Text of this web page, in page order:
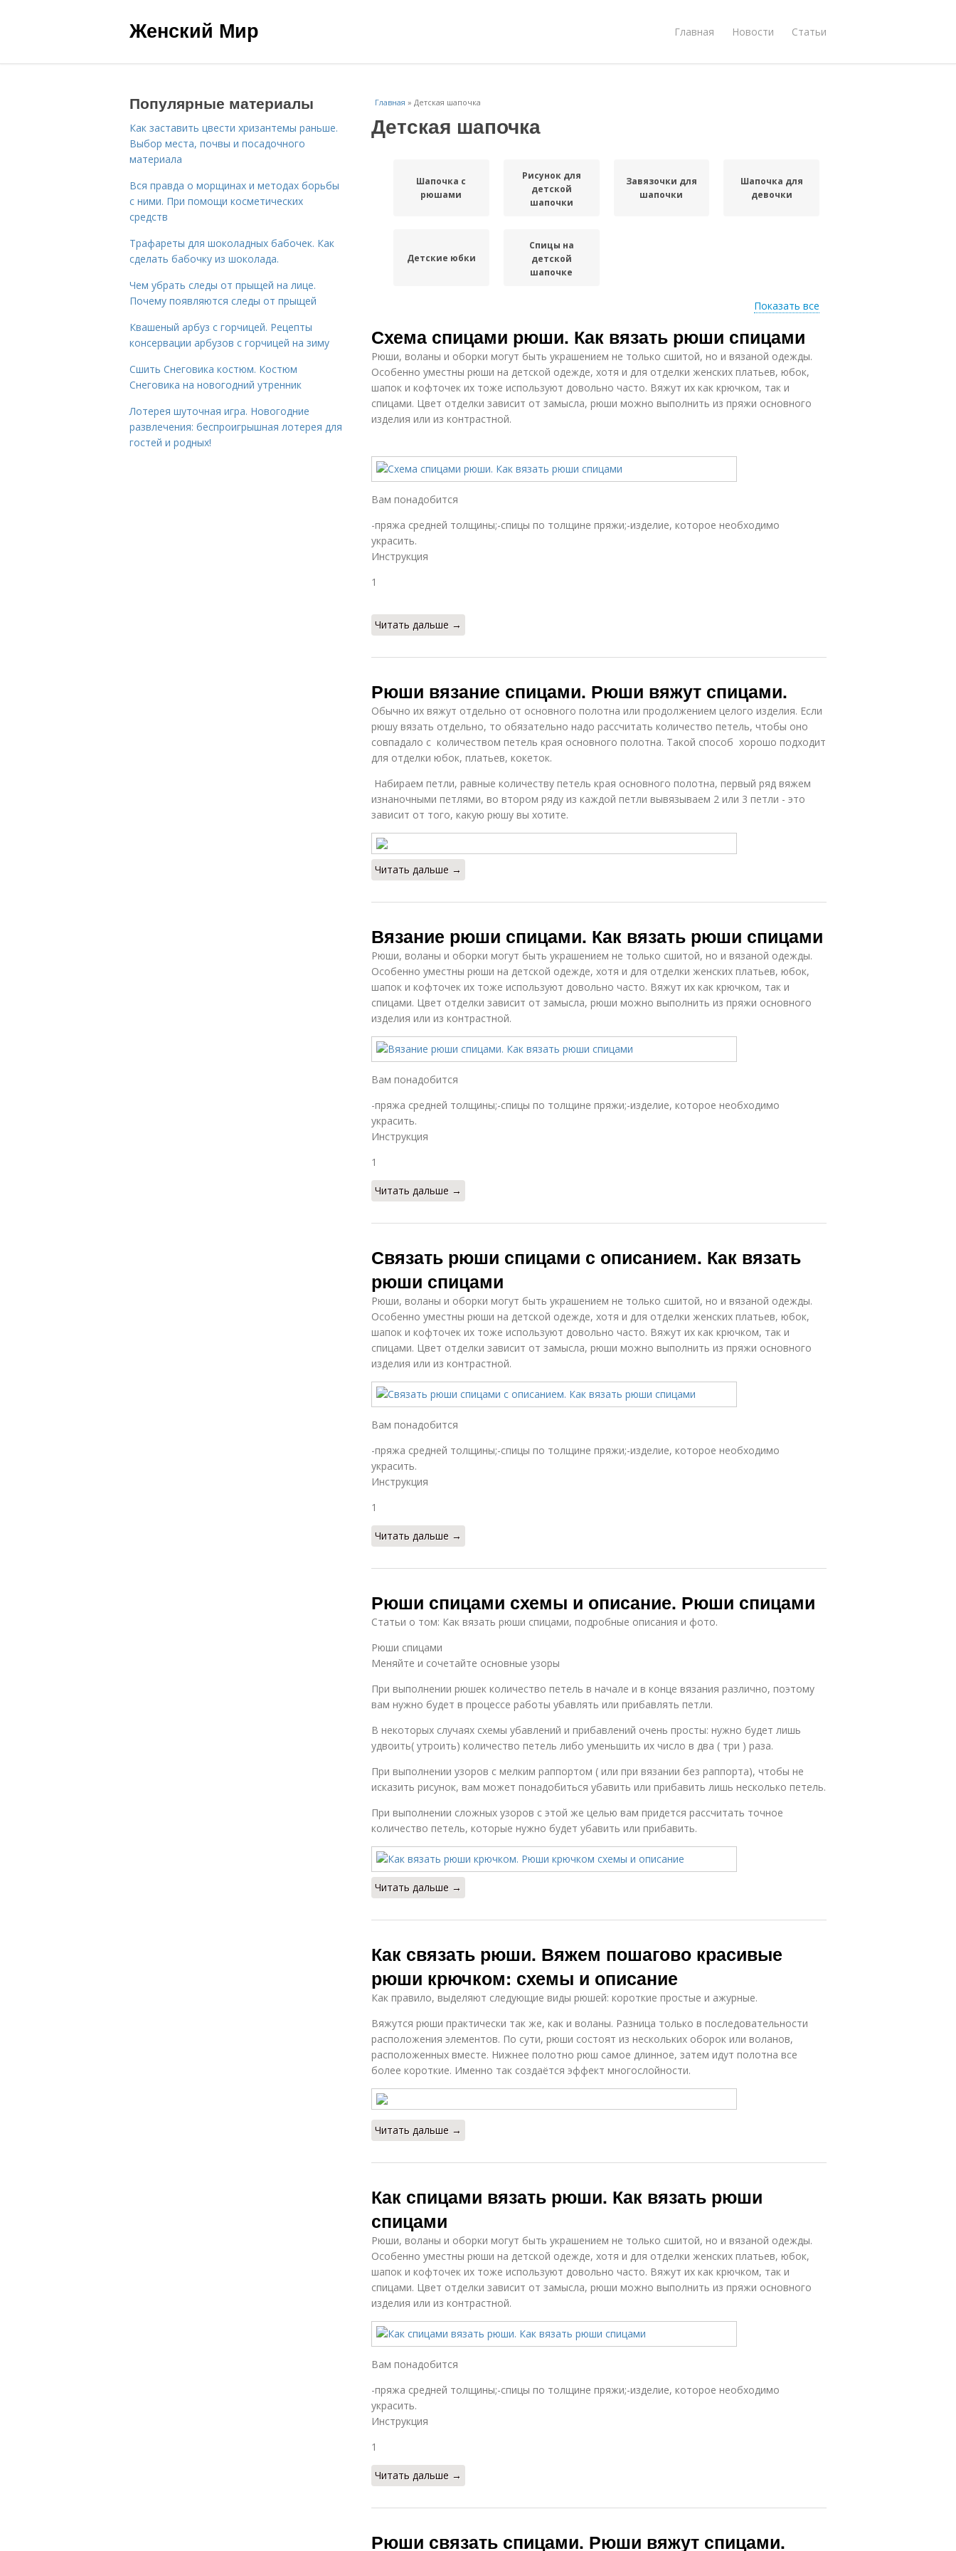
Женский Мир Главная Новости Статьи
Главная » Детская шапочка
Детская шапочка
Шапочка с
рюшами
Рисунок для
детской
шапочки
Завязочки для
шапочки
Шапочка для
девочки
Детские юбки
Спицы на
детской
шапочке
Показать все
Схема спицами рюши. Как вязать рюши спицами
Рюши, воланы и оборки могут быть украшением не только сшитой, но и вязаной одежды.
Особенно уместны рюши на детской одежде, хотя и для отделки женских платьев, юбок,
шапок и кофточек их тоже используют довольно часто. Вяжут их как крючком, так и
спицами. Цвет отделки зависит от замысла, рюши можно выполнить из пряжи основного
изделия или из контрастной.
Вам понадобится
-пряжа средней толщины;-спицы по толщине пряжи;-изделие, которое необходимо
украсить.
Инструкция
1
Читать дальше →
Рюши вязание спицами. Рюши вяжут спицами.
Обычно их вяжут отдельно от основного полотна или продолжением целого изделия. Если
рюшу вязать отдельно, то обязательно надо рассчитать количество петель, чтобы оно
совпадало с количеством петель края основного полотна. Такой способ хорошо подходит
для отделки юбок, платьев, кокеток.
Набираем петли, равные количеству петель края основного полотна, первый ряд вяжем
изнаночными петлями, во втором ряду из каждой петли вывязываем 2 или 3 петли - это
зависит от того, какую рюшу вы хотите.
Читать дальше →
Вязание рюши спицами. Как вязать рюши спицами
Рюши, воланы и оборки могут быть украшением не только сшитой, но и вязаной одежды.
Особенно уместны рюши на детской одежде, хотя и для отделки женских платьев, юбок,
шапок и кофточек их тоже используют довольно часто. Вяжут их как крючком, так и
спицами. Цвет отделки зависит от замысла, рюши можно выполнить из пряжи основного
изделия или из контрастной.
Вам понадобится
-пряжа средней толщины;-спицы по толщине пряжи;-изделие, которое необходимо
украсить.
Инструкция
1
Читать дальше →
Связать рюши спицами с описанием. Как вязать
рюши спицами
Рюши, воланы и оборки могут быть украшением не только сшитой, но и вязаной одежды.
Особенно уместны рюши на детской одежде, хотя и для отделки женских платьев, юбок,
шапок и кофточек их тоже используют довольно часто. Вяжут их как крючком, так и
спицами. Цвет отделки зависит от замысла, рюши можно выполнить из пряжи основного
изделия или из контрастной.
Вам понадобится
-пряжа средней толщины;-спицы по толщине пряжи;-изделие, которое необходимо
украсить.
Инструкция
1
Читать дальше →
Рюши спицами схемы и описание. Рюши спицами
Статьи о том: Как вязать рюши спицами, подробные описания и фото.
Рюши спицами
Меняйте и сочетайте основные узоры
При выполнении рюшек количество петель в начале и в конце вязания различно, поэтому
вам нужно будет в процессе работы убавлять или прибавлять петли.
В некоторых случаях схемы убавлений и прибавлений очень просты: нужно будет лишь
удвоить( утроить) количество петель либо уменьшить их число в два ( три ) раза.
При выполнении узоров с мелким раппортом ( или при вязании без раппорта), чтобы не
исказить рисунок, вам может понадобиться убавить или прибавить лишь несколько петель.
При выполнении сложных узоров с этой же целью вам придется рассчитать точное
количество петель, которые нужно будет убавить или прибавить.
Читать дальше →
Как связать рюши. Вяжем пошагово красивые
рюши крючком: схемы и описание
Как правило, выделяют следующие виды рюшей: короткие простые и ажурные.
Вяжутся рюши практически так же, как и воланы. Разница только в последовательности
расположения элементов. По сути, рюши состоят из нескольких оборок или воланов,
расположенных вместе. Нижнее полотно рюш самое длинное, затем идут полотна все
более короткие. Именно так создаётся эффект многослойности.
Читать дальше →
Как спицами вязать рюши. Как вязать рюши
спицами
Рюши, воланы и оборки могут быть украшением не только сшитой, но и вязаной одежды.
Особенно уместны рюши на детской одежде, хотя и для отделки женских платьев, юбок,
шапок и кофточек их тоже используют довольно часто. Вяжут их как крючком, так и
спицами. Цвет отделки зависит от замысла, рюши можно выполнить из пряжи основного
изделия или из контрастной.
Вам понадобится
-пряжа средней толщины;-спицы по толщине пряжи;-изделие, которое необходимо
украсить.
Инструкция
1
Читать дальше →
Рюши связать спицами. Рюши вяжут спицами.
Популярные материалы
Как заставить цвести хризантемы раньше.
Выбор места, почвы и посадочного
материала
Вся правда о морщинах и методах борьбы
с ними. При помощи косметических
средств
Трафареты для шоколадных бабочек. Как
сделать бабочку из шоколада.
Чем убрать следы от прыщей на лице.
Почему появляются следы от прыщей
Квашеный арбуз с горчицей. Рецепты
консервации арбузов с горчицей на зиму
Сшить Снеговика костюм. Костюм
Снеговика на новогодний утренник
Лотерея шуточная игра. Новогодние
развлечения: беспроигрышная лотерея для
гостей и родных!